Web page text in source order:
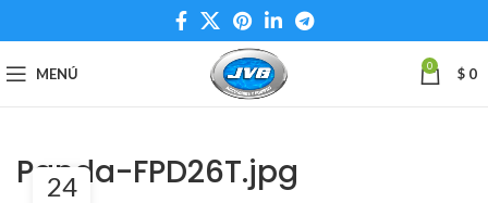
MENÚ 0 $0
Panda-FPD26T.jpg
24